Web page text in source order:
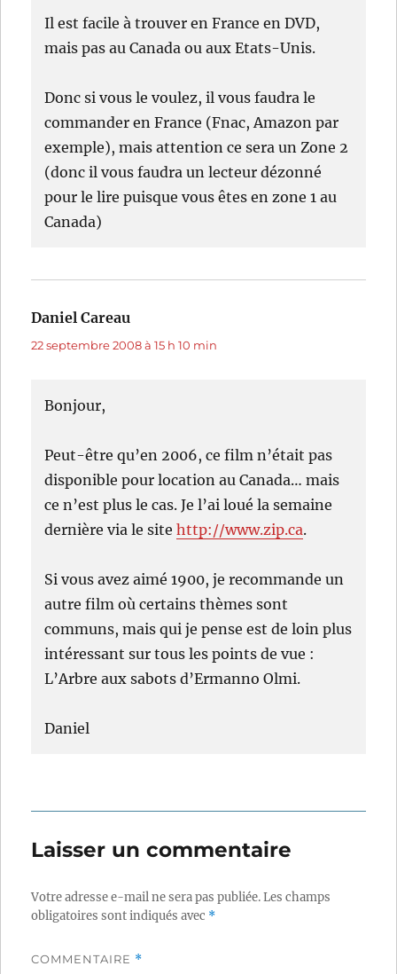
Il est facile à trouver en France en DVD,
mais pas au Canada ou aux Etats-Unis.
Donc si vous le voulez, il vous faudra le
commander en France (Fnac, Amazon par
exemple), mais attention ce sera un Zone 2
(donc il vous faudra un lecteur dézonné
pour le lire puisque vous êtes en zone 1 au
Canada)
Daniel Careau
22 septembre 2008 à 15 h 10 min
Bonjour,
Peut-être qu’en 2006, ce film n’était pas
disponible pour location au Canada… mais
ce n’est plus le cas. Je l’ai loué la semaine
dernière via le sitehttp://www.zip.ca.
Si vous avez aimé 1900, je recommande un
autre film où certains thèmes sont
communs, mais qui je pense est de loin plus
intéressant sur tous les points de vue :
L’Arbre aux sabots d’Ermanno Olmi.
Daniel
Laisser un commentaire
Votre adresse e-mail ne sera pas publiée.Les champs
obligatoires sont indiqués avec *
COMMENTAIRE *